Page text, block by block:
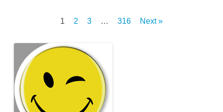
1 2 3 … 316 Next »